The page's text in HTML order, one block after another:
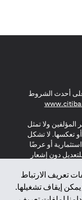
تعريف الارتباط
إيقاف تشغيلها.
أحدث الشروط
(opens in a new tab)
المؤلفين ولا تمثل
تعكسها. لا تشكل
أو عرضًا
دون إشعار
هذا الموقع للأفراد
الأوروبية أو